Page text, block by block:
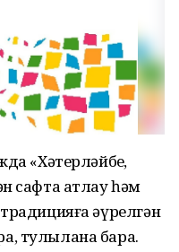
«Хәтерләйбеҙ,
сафта атлау һәм
әүрелгән
тулылана бара.